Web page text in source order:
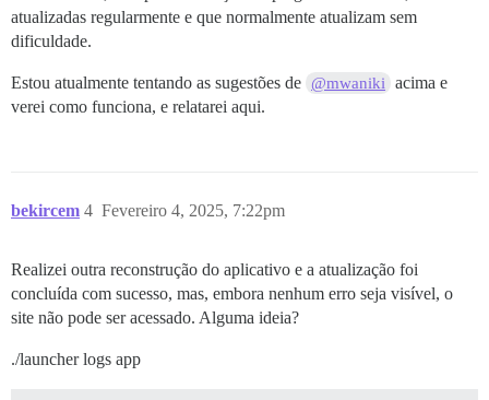
[Ter Feb  4 06:01:07 PM UTC 2025] Instalando cadeia
[Ter Feb  4 06:01:07 PM UTC 2025] Executando
falha: nginx: runsv não está em execução
[Ter Feb  4 06:01:07 PM UTC 2025] Erro de recarga
Iniciado runsvdir, PID é 561
ok: run: redis: (pid 575) 0s
atualizadas regularmente e que normalmente atualizam sem
dificuldade.
Estou atualmente tentando as sugestões de @mwaniki
acima e
verei como funciona, e relatarei aqui.
bekircem Fevereiro 4, 2025, 7:22pm
4
Realizei outra reconstrução do aplicativo e a atualização foi
concluída com sucesso, mas, embora nenhum erro seja visível, o
site não pode ser acessado. Alguma ideia?
./launcher logs app